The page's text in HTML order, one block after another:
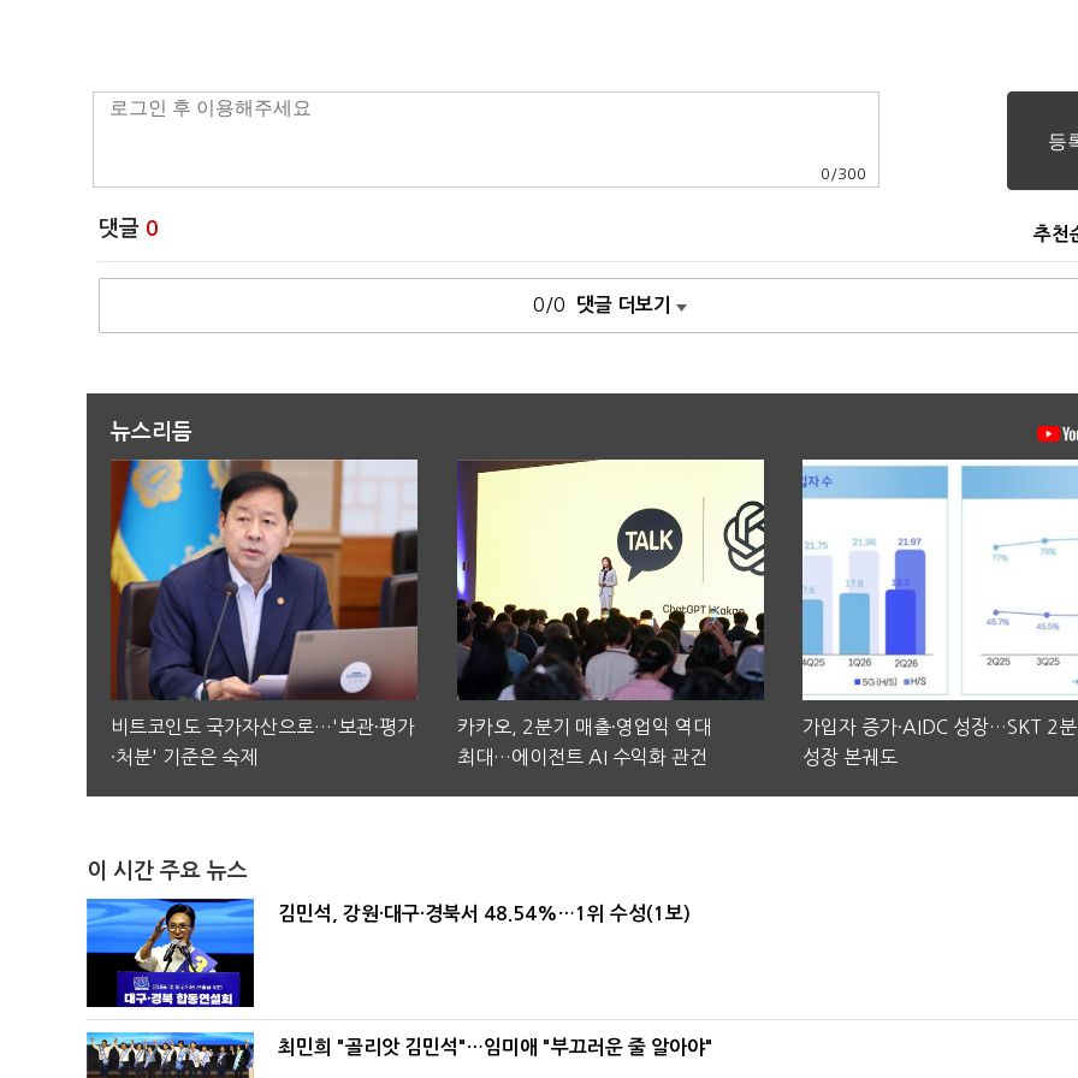
0 /300
댓글 0 추천
0/0 댓글 더보기
뉴스리듬
비트코인도 국가자산으로…'보관·평가
·처분' 기준은 숙제
카카오, 2분기 매출·영업익 역대
최대…에이전트 AI 수익화 관건
가입자 증가·AIDC 성장…SKT 2
성장 본궤도
이 시간 주요 뉴스
김민석, 강원·대구·경북서 48.54%…1위 수성(1보)
최민희 "골리앗 김민석"…임미애 "부끄러운 줄 알아야"